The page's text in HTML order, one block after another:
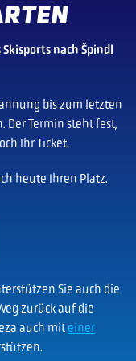
nach Špindl
bis zum letzten
Der Termin steht fest,
Ihr Ticket.
heute Ihren Platz.
Sie auch die
zurück auf die
auch mit einer